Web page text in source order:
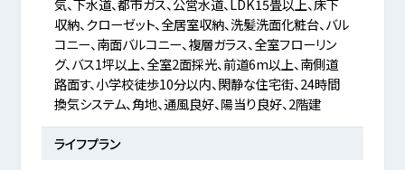
気、下水道、都市ガス、公営水道、LDK15畳以上、床下
収納、クローゼット、全居室収納、洗髪洗面化粧台、バル
コニー、南面バルコニー、複層ガラス、全室フローリン
グ、バス1坪以上、全室2面採光、前道6m以上、南側道
路面す、小学校徒歩10分以内、閑静な住宅街、24時間
換気システム、角地、通風良好、陽当り良好、2階建
ライフプラン